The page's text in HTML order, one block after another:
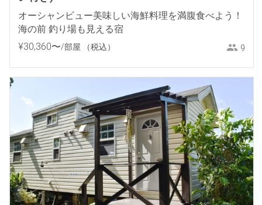
オーシャンビュー美味しい海鮮料理を満腹食べよう！
海の前 釣り場も見える宿
¥30,360〜/部屋 （税込） 9